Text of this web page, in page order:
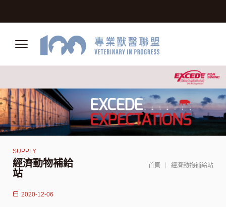
經濟動物補給
站
首頁 經濟動物補給站
2020-12-06